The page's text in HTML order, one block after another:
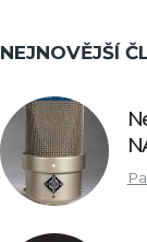
NEJNOVĚJŠÍ